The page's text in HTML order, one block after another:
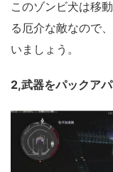
このゾンビ犬は移
る厄介な敵なので
いましょう。
2,武器をパックア